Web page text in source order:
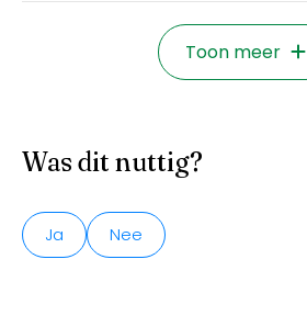
Toon meer
Was dit nuttig?
Ja Nee